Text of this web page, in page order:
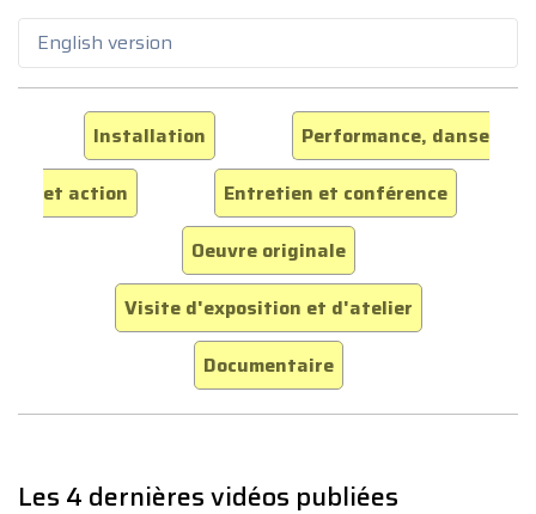
English version
Installation
Performance, danse
et action
Entretien et conférence
Oeuvre originale
Visite d'exposition et d'atelier
Documentaire
Les 4 dernières vidéos publiées